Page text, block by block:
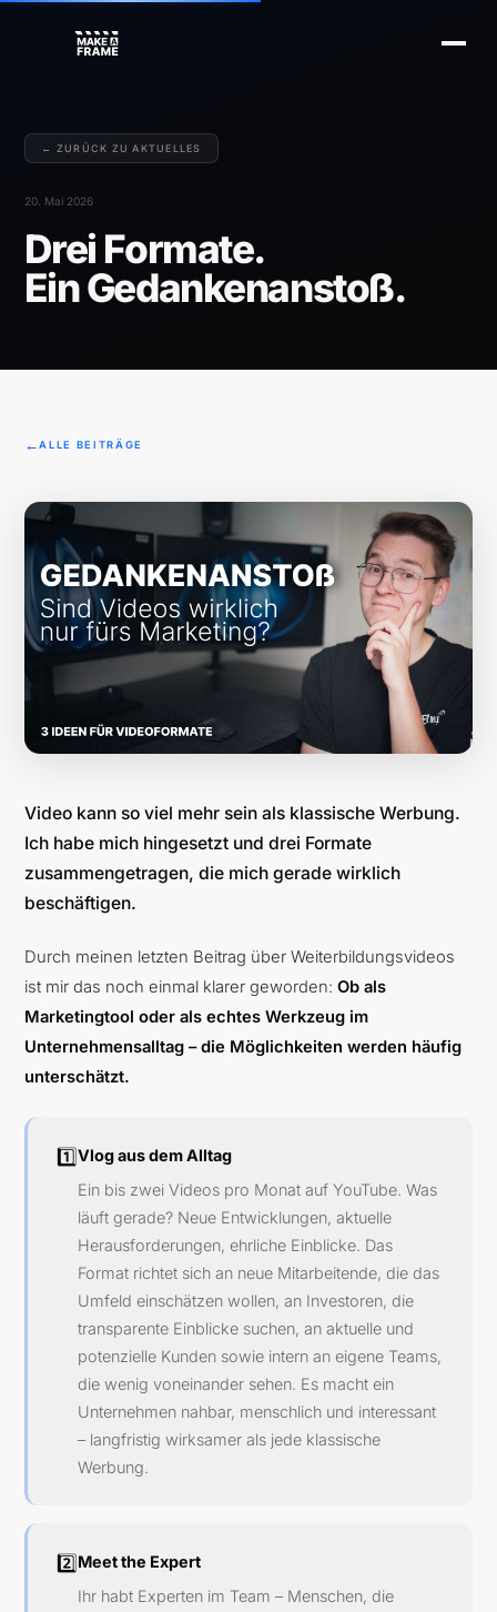
← ZURÜCK ZU AKTUELLES
20. Mai 2026
Drei Formate.
Ein Gedankenanstoß.
ALLE BEITRÄGE
Video kann so viel mehr sein als klassische Werbung.
Ich habe mich hingesetzt und drei Formate
zusammengetragen, die mich gerade wirklich
beschäftigen.
Durch meinen letzten Beitrag über Weiterbildungsvideos
ist mir das noch einmal klarer geworden:Ob als
Marketingtool oder als echtes Werkzeug im
Unternehmensalltag – die Möglichkeiten werden häufig
unterschätzt.
1️⃣Vlog aus dem Alltag
Ein bis zwei Videos pro Monat auf YouTube. Was
läuft gerade? Neue Entwicklungen, aktuelle
Herausforderungen, ehrliche Einblicke. Das
Format richtet sich an neue Mitarbeitende, die das
Umfeld einschätzen wollen, an Investoren, die
transparente Einblicke suchen, an aktuelle und
potenzielle Kunden sowie intern an eigene Teams,
die wenig voneinander sehen. Es macht ein
Unternehmen nahbar, menschlich und interessant
– langfristig wirksamer als jede klassische
Werbung.
2️⃣Meet the Expert
Ihr habt Experten im Team – Menschen, die